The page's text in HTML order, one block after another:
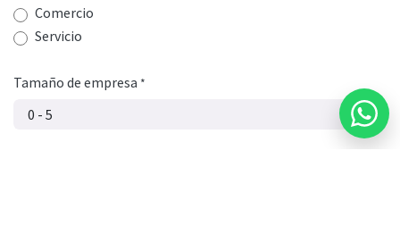
Comercio
Servicio
Tamaño de empresa *